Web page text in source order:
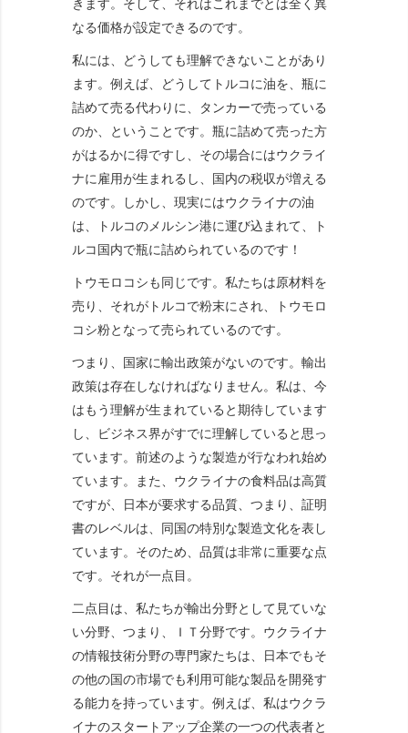
きます。そして、それはこれまでとは全く異
なる価格が設定できるのです。
私には、どうしても理解できないことがあり
ます。例えば、どうしてトルコに油を、瓶に
詰めて売る代わりに、タンカーで売っている
のか、ということです。瓶に詰めて売った方
がはるかに得ですし、その場合にはウクライ
ナに雇用が生まれるし、国内の税収が増える
のです。しかし、現実にはウクライナの油
は、トルコのメルシン港に運び込まれて、ト
ルコ国内で瓶に詰められているのです！
トウモロコシも同じです。私たちは原材料を
売り、それがトルコで粉末にされ、トウモロ
コシ粉となって売られているのです。
つまり、国家に輸出政策がないのです。輸出
政策は存在しなければなりません。私は、今
はもう理解が生まれていると期待しています
し、ビジネス界がすでに理解していると思っ
ています。前述のような製造が行なわれ始め
ています。また、ウクライナの食料品は高質
ですが、日本が要求する品質、つまり、証明
書のレベルは、同国の特別な製造文化を表し
ています。そのため、品質は非常に重要な点
です。それが一点目。
二点目は、私たちが輸出分野として見ていな
い分野、つまり、ＩＴ分野です。ウクライナ
の情報技術分野の専門家たちは、日本でもそ
の他の国の市場でも利用可能な製品を開発す
る能力を持っています。例えば、私はウクラ
イナのスタートアップ企業の一つの代表者と